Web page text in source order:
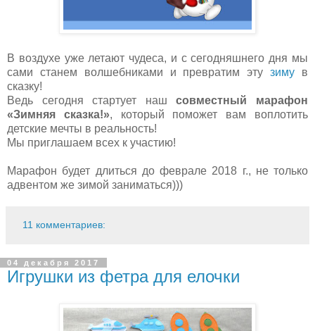
В воздухе уже летают чудеса, и с сегодняшнего дня мы
сами станем волшебниками и превратим этузиму в
сказку!
Ведь сегодня стартует нашсовместный марафон
«Зимняя сказка!», который поможет вам воплотить
детские мечты в реальность!
Мы приглашаем всех к участию!
Марафон будет длиться до феврале 2018 г., не только
адвентом же зимой заниматься)))
11 комментариев:
04 декабря 2017
Игрушки из фетра для елочки